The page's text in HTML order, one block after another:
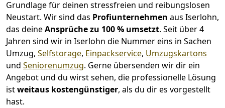
Grundlage für deinen stressfreien und reibungslosen
Neustart. Wir sind das Profiunternehmen aus Iserlohn,
das deineAnsprüche zu 100 % umsetzt. Seit über 4
Jahren sind wir in Iserlohn die Nummer eins in Sachen
Umzug, Selfstorage, Einpackservice, Umzugskartons
und Seniorenumzug. Gerne übersenden wir dir ein
Angebot und du wirst sehen, die professionelle Lösung
istweitaus kostengünstiger, als du dir es vorgestellt
hast.